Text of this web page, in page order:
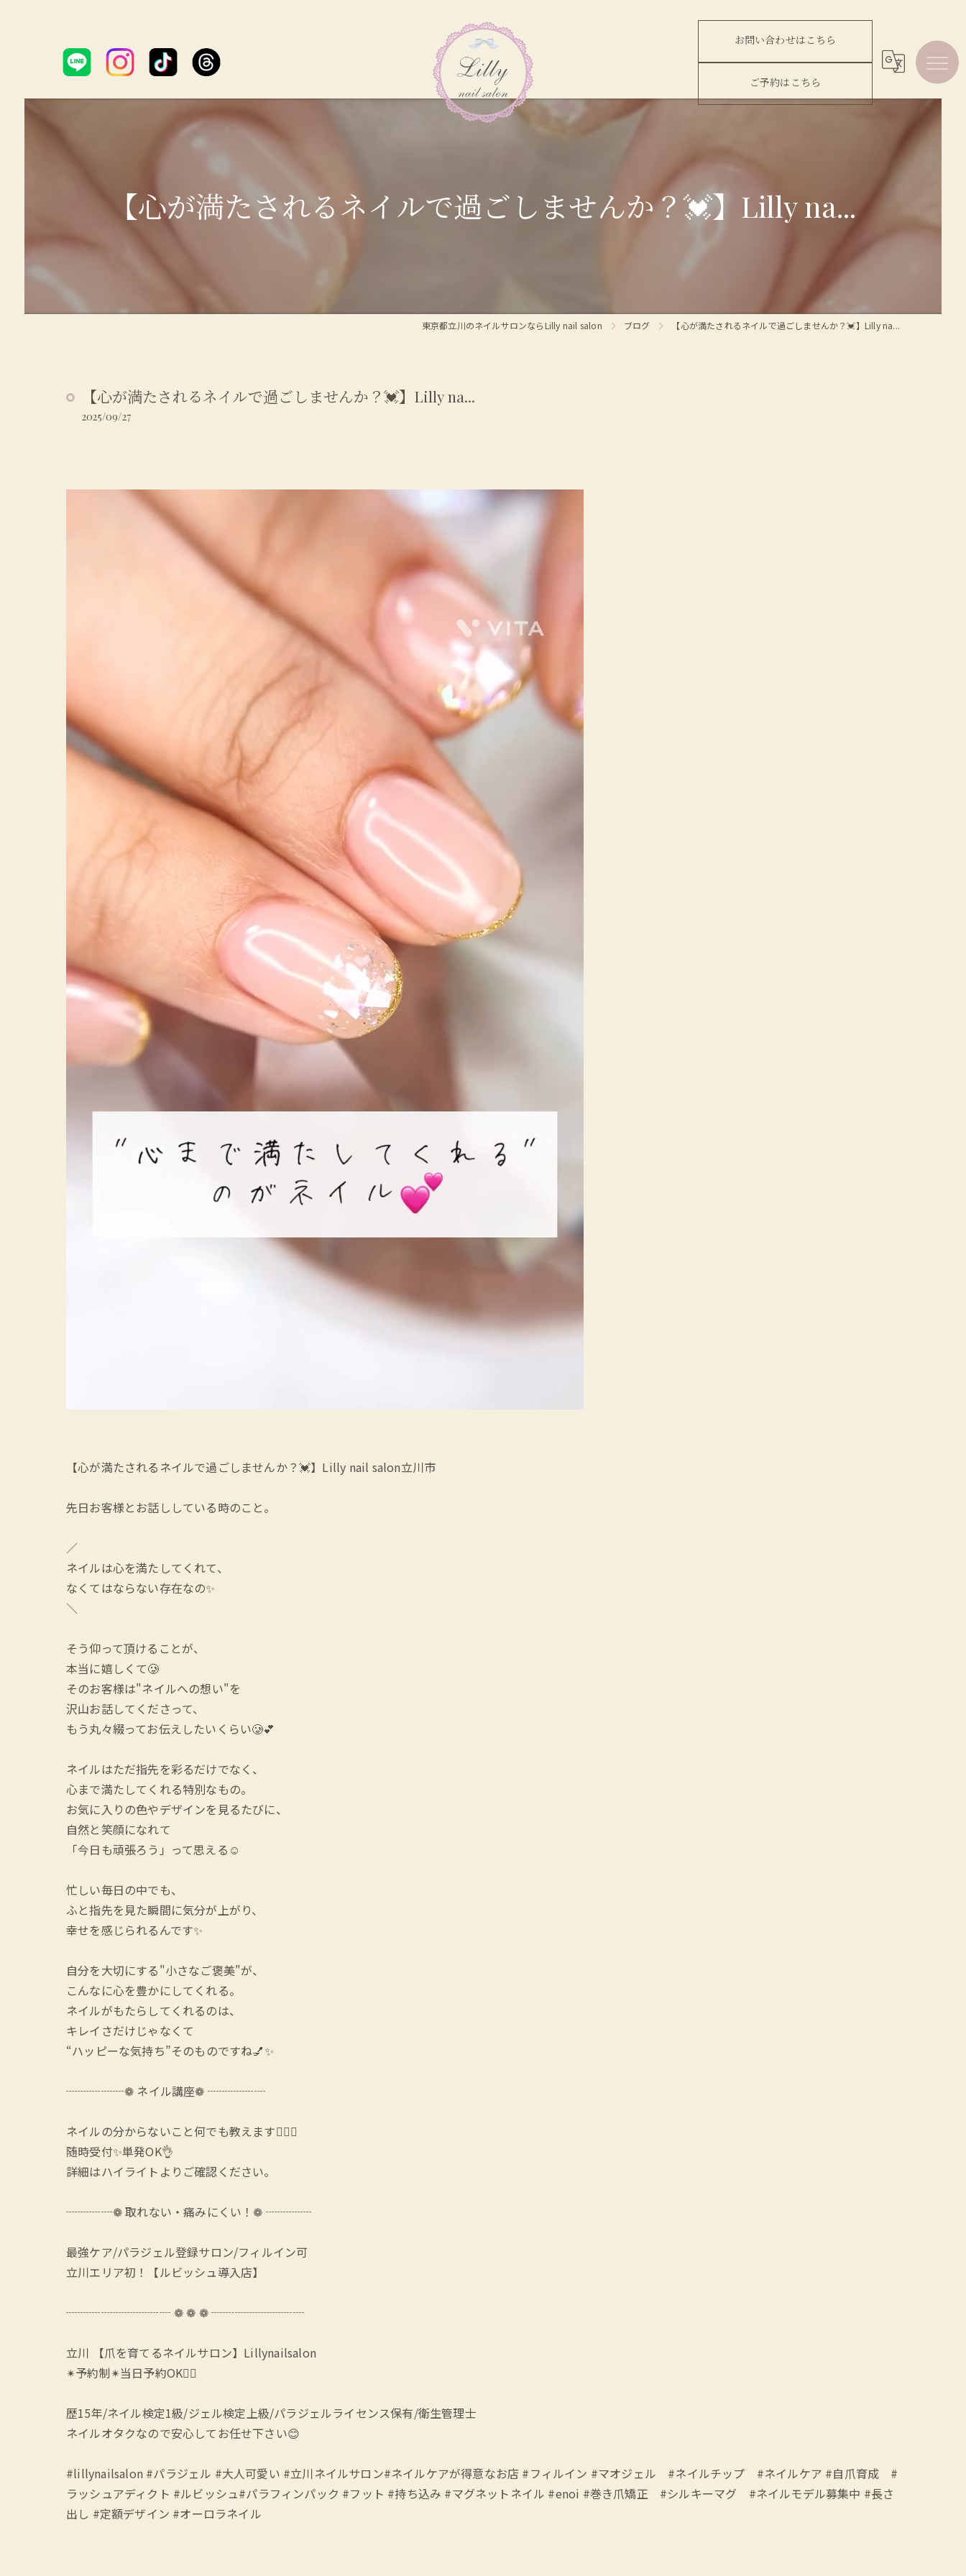
お問い合わせはこちら
ご予約はこちら
【心が満たされるネイルで過ごしませんか？💓】Lilly na...
東京都立川のネイルサロンならLilly nail salon ブログ 【心が満たされるネイルで過ごしませんか？💓】Lilly na...
【心が満たされるネイルで過ごしませんか？💓】Lilly na...
2025/09/27
【心が満たされるネイルで過ごしませんか？💓】Lilly nail salon立川市
先日お客様とお話ししている時のこと。
／
ネイルは心を満たしてくれて、
なくてはならない存在なの✨
＼
そう仰って頂けることが、
本当に嬉しくて🥲
そのお客様は"ネイルへの想い"を
沢山お話してくださって、
もう丸々綴ってお伝えしたいくらい🥲💕
ネイルはただ指先を彩るだけでなく、
心まで満たしてくれる特別なもの。
お気に入りの色やデザインを見るたびに、
自然と笑顔になれて
「今日も頑張ろう」って思える☺️
忙しい毎日の中でも、
ふと指先を見た瞬間に気分が上がり、
幸せを感じられるんです✨
自分を大切にする"小さなご褒美"が、
こんなに心を豊かにしてくれる。
ネイルがもたらしてくれるのは、
キレイさだけじゃなくて
“ハッピーな気持ち”そのものですね💅✨
┈┈┈┈┈❁ ネイル講座❁ ┈┈┈┈┈
ネイルの分からないこと何でも教えます🙆‍♀️✨
随時受付✨単発OK👌
詳細はハイライトよりご確認ください。
┈┈┈┈❁ 取れない・痛みにくい！❁ ┈┈┈┈
最強ケア/パラジェル登録サロン/フィルイン可
立川エリア初！【ルビッシュ導入店】
┈┈┈┈┈┈┈┈┈ ❁ ❁ ❁ ┈┈┈┈┈┈┈┈
立川 【爪を育てるネイルサロン】Lillynailsalon
✴︎予約制✴︎当日予約OK🙆‍♀️
歴15年/ネイル検定1級/ジェル検定上級/パラジェルライセンス保有/衛生管理士
ネイルオタクなので安心してお任せ下さい😊
#lillynailsalon #パラジェル #大人可愛い #立川ネイルサロン#ネイルケアが得意なお店 #フィルイン #マオジェル #ネイルチップ #ネイルケア #自爪育成 #
ラッシュアディクト #ルビッシュ#パラフィンパック #フット #持ち込み #マグネットネイル #enoi #巻き爪矯正 #シルキーマグ #ネイルモデル募集中 #長さ
出し #定額デザイン #オーロラネイル